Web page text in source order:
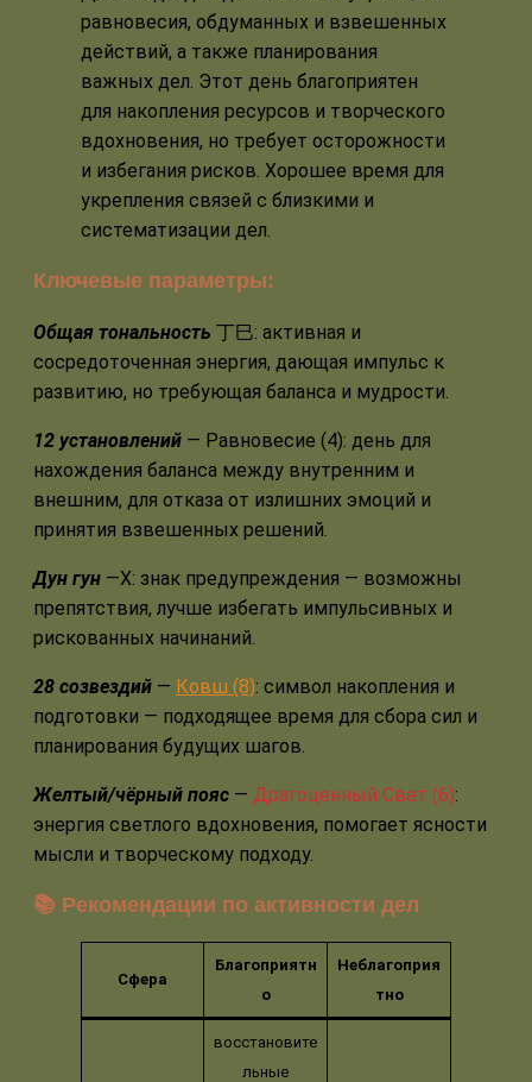
равновесия, обдуманных и взвешенных
действий, а также планирования
важных дел. Этот день благоприятен
для накопления ресурсов и творческого
вдохновения, но требует осторожности
и избегания рисков. Хорошее время для
укрепления связей с близкими и
систематизации дел.
Ключевые параметры:
Общая тональность 丁巳: активная и
сосредоточенная энергия, дающая импульс к
развитию, но требующая баланса и мудрости.
12 установлений — Равновесие (4): день для
нахождения баланса между внутренним и
внешним, для отказа от излишних эмоций и
принятия взвешенных решений.
Дун гун —Х: знак предупреждения — возможны
препятствия, лучше избегать импульсивных и
рискованных начинаний.
28 созвездий — Ковш (8): символ накопления и
подготовки — подходящее время для сбора сил и
планирования будущих шагов.
Желтый/чёрный пояс — Драгоценный Свет (6):
энергия светлого вдохновения, помогает ясности
мысли и творческому подходу.
📚 Рекомендации по активности дел
Сфера
Благоприятн
о
Неблагоприя
тно
восстановите
льные